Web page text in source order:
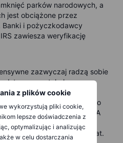
z plików cookie
wykorzystują pliki cookie,
lepsze doświadczenia z
optymalizując i analizując
w celu dostarczania
parków narodowych, a
jest obciążone przez
Banki i pożyczkodawcy
zawiesza weryfikację
zazwyczaj radzą sobie
artykuły
ponieważ ludzie nadal
żywność. Złoto często
bezpiecznych inwestycji. A
w niewielkim stopniu
często ignorują dramat.